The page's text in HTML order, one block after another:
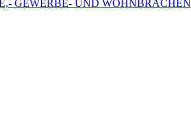
GEWERBE- UND WOHNBRACHEN